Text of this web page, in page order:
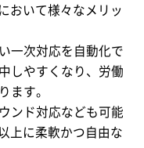
おいて様々なメリッ
一次対応を自動化で
しやすくなり、労働
ます。
ンド対応なども可能
上に柔軟かつ自由な